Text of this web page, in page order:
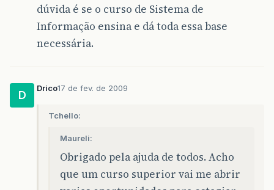
dúvida é se o curso de Sistema de
Informação ensina e dá toda essa base
necessária.
D
Drico17 de fev. de 2009
Tchello:
Maureli:
Obrigado pela ajuda de todos. Acho
que um curso superior vai me abrir